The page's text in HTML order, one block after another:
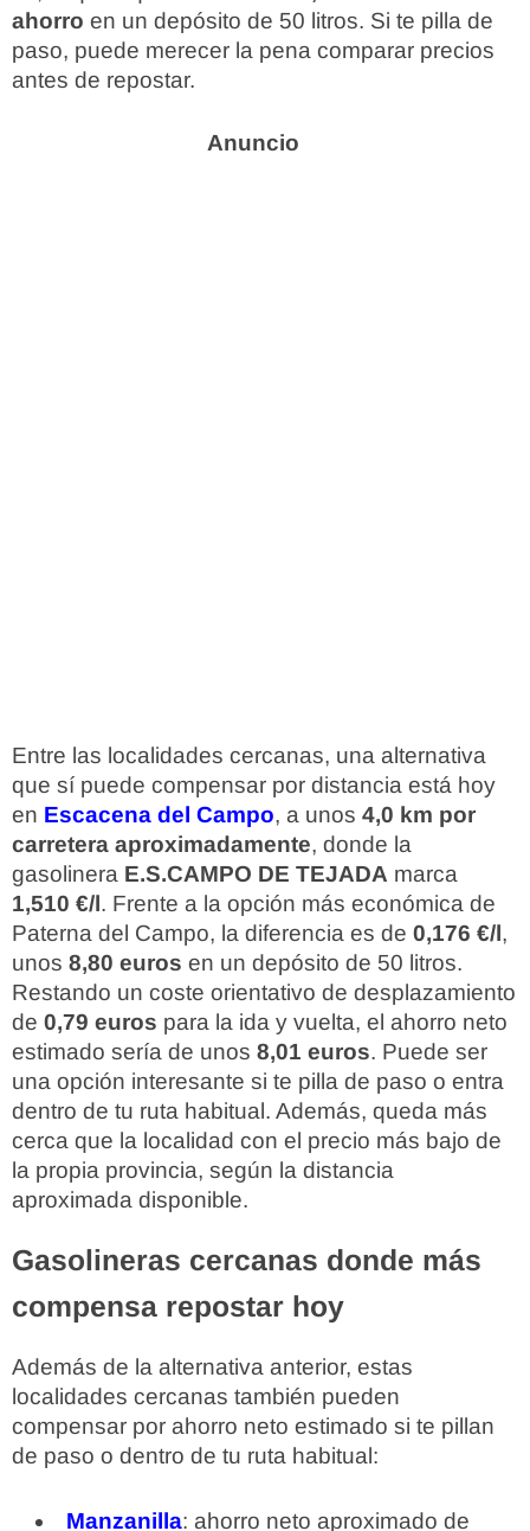
ahorro en un depósito de 50 litros. Si te pilla de
paso, puede merecer la pena comparar precios
antes de repostar.
Entre las localidades cercanas, una alternativa
que sí puede compensar por distancia está hoy
en Escacena del Campo, a unos 4,0 km por
carretera aproximadamente, donde la
gasolinera E.S.CAMPO DE TEJADA marca
1,510 €/l. Frente a la opción más económica de
Paterna del Campo, la diferencia es de 0,176 €/l,
unos 8,80 euros en un depósito de 50 litros.
Restando un coste orientativo de desplazamiento
de 0,79 euros para la ida y vuelta, el ahorro neto
estimado sería de unos 8,01 euros. Puede ser
una opción interesante si te pilla de paso o entra
dentro de tu ruta habitual. Además, queda más
cerca que la localidad con el precio más bajo de
la propia provincia, según la distancia
aproximada disponible.
Gasolineras cercanas donde más
compensa repostar hoy
Además de la alternativa anterior, estas
localidades cercanas también pueden
compensar por ahorro neto estimado si te pillan
de paso o dentro de tu ruta habitual:
Manzanilla: ahorro neto aproximado de